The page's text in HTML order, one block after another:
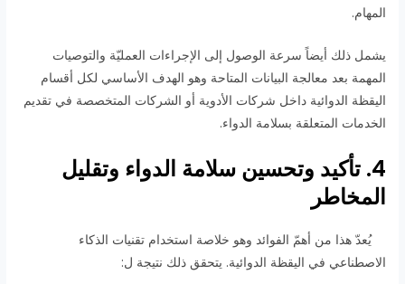
المهام.
يشمل ذلك أيضاً سرعة الوصول إلى الإجراءات العمليّة والتوصيات
المهمة بعد معالجة البيانات المتاحة وهو الهدف الأساسي لكل أقسام
اليقظة الدوائية داخل شركات الأدوية أو الشركات المتخصصة في تقديم
الخدمات المتعلقة بسلامة الدواء.
4. تأكيد وتحسين سلامة الدواء وتقليل
المخاطر
يُعدّ هذا من أهمّ الفوائد وهو خلاصة استخدام تقنيات الذكاء
الاصطناعي في اليقظة الدوائية. يتحقق ذلك نتيجة ل: